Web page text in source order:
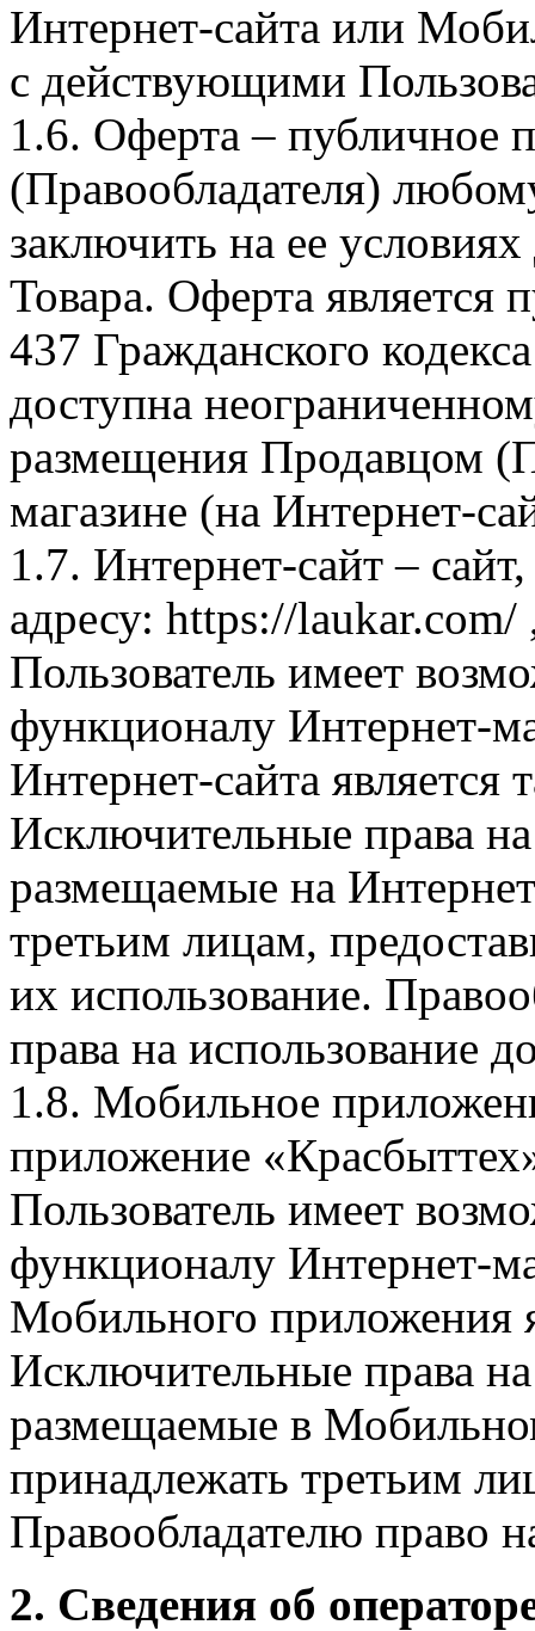
Интернет-сайта или
с действующими
1.6. Оферта – публичное
(Правообладателя)
заключить на ее
Товара. Оферта является
437 Гражданского
доступна
размещения Продавцом
магазине (на Интернет-
1.7. Интернет-сайт –
адресу: https://laukar.com/
Пользователь имеет
функционалу Интернет-
Интернет-сайта
Исключительные права
размещаемые на
третьим лицам,
их использование.
права на использование
1.8. Мобильное
приложение
Пользователь имеет
функционалу Интернет-
Мобильного приложения
Исключительные права
размещаемые в
принадлежать третьим
Правообладателю право
2. Сведения об